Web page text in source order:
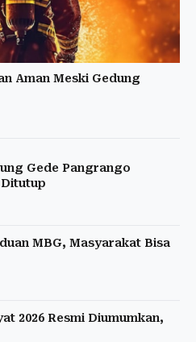
Aman Meski Gedung
Gede Pangrango
MBG, Masyarakat Bisa
2026 Resmi Diumumkan,